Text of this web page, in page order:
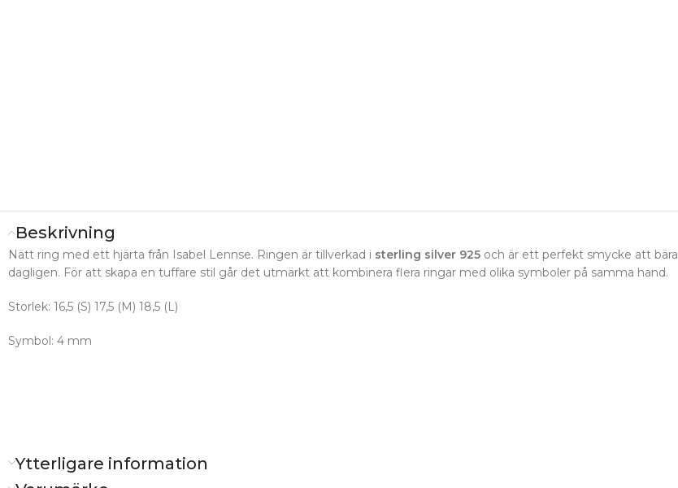
Beskrivning
Nätt ring med ett hjärta från Isabel Lennse. Ringen är tillverkad i sterling silver 925 och är ett perfekt smycke att bära
dagligen. För att skapa en tuffare stil går det utmärkt att kombinera flera ringar med olika symboler på samma hand.
Storlek: 16,5 (S) 17,5 (M) 18,5 (L)
Symbol: 4 mm
Ytterligare information